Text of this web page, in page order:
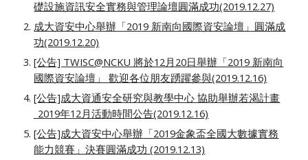
礎設施資訊安全實務與管理論壇圓滿成功(2019.12.27)
成大資安中心舉辦「2019 新南向國際資安論壇」圓滿成
功(2019.12.20)
[公告] TWISC@NCKU 將於12月20日舉辦「2019 新南向
國際資安論壇」 歡迎各位朋友踴躍參與(2019.12.16)
[公告]成大資通安全研究與教學中心 協助舉辦若渴計畫
_2019年12月活動時間公告(2019.12.16)
[公告]成大資安中心舉辦「2019金象盃全國大數據實務
能力競賽」決賽圓滿成功 (2019.12.13)